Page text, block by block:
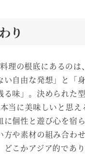
り
理の根底にあるのは
い自由な発想」と「
る味」。決められた型
当に美味しいと思え
に個性と遊び心を宿
方や素材の組み合わ
どこかアジア的であ